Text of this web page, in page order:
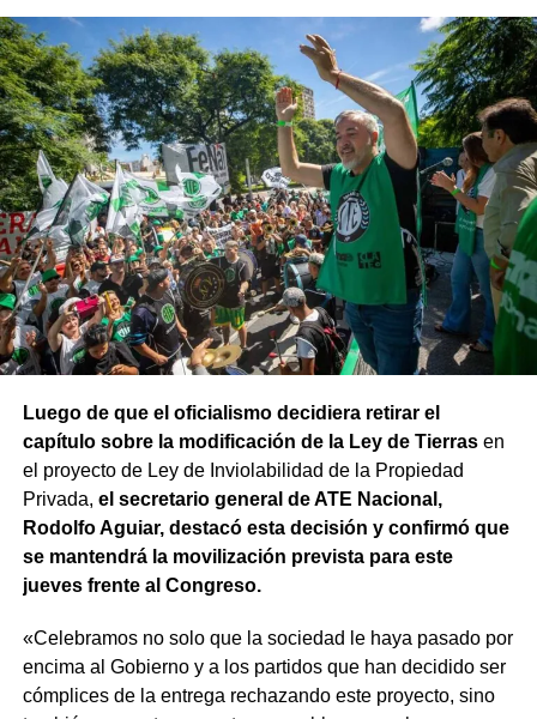
fondos adeudados a las provincias y FGS de la ANSES; y
rechazo a la armonización de las Cajas Previsionales
Provinciales».
Luego de que el oficialismo decidiera retirar el
capítulo sobre la modificación de la Ley de Tierrasen
el proyecto de Ley de Inviolabilidad de la Propiedad
Privada, el secretario general de ATE Nacional,
Rodolfo Aguiar, destacó esta decisión y confirmó que
se mantendrá la movilización prevista para este
jueves frente al Congreso.
«Celebramos no solo que la sociedad le haya pasado por
encima al Gobierno y a los partidos que han decidido ser
cómplices de la entrega rechazando este proyecto, sino